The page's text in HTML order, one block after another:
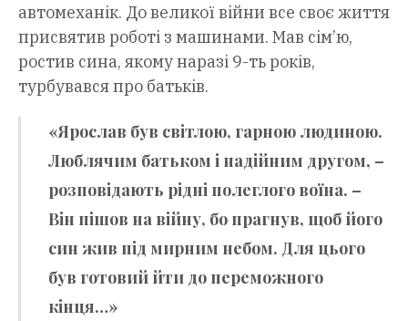
автомеханік. До великої війни все своє життя
присвятив роботі з машинами. Мав сім’ю,
ростив сина, якому наразі 9-ть років,
турбувався про батьків.
«Ярослав був світлою, гарною людиною.
Люблячим батьком і надійним другом, –
розповідають рідні полеглого воїна. –
Він пішов на війну, бо прагнув, щоб його
син жив під мирним небом. Для цього
був готовий йти до переможного
кінця…»